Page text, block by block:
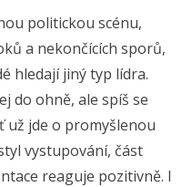
politickou scénu,
a nekončících sporů,
hledají jiný typ lídra.
do ohně, ale spíš se
už jde o promyšlenou
vystupování, část
reaguje pozitivně. I